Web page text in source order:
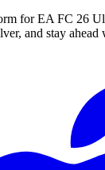
for EA FC 26
and stay ahead